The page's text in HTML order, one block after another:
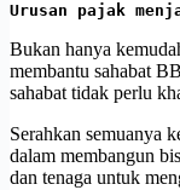
Urusan pajak
Bukan hanya
membantu sahabat
sahabat tidak perlu
Serahkan semuanya
dalam membangun
dan tenaga untuk